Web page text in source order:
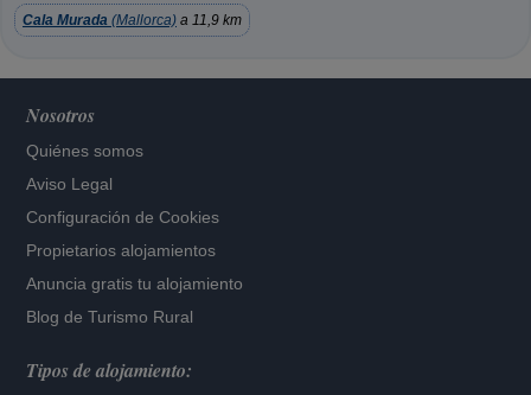
Cala Murada (Mallorca) a 11,9 km
Nosotros
Quiénes somos
Aviso Legal
Configuración de Cookies
Propietarios alojamientos
Anuncia gratis tu alojamiento
Blog de Turismo Rural
Tipos de alojamiento: